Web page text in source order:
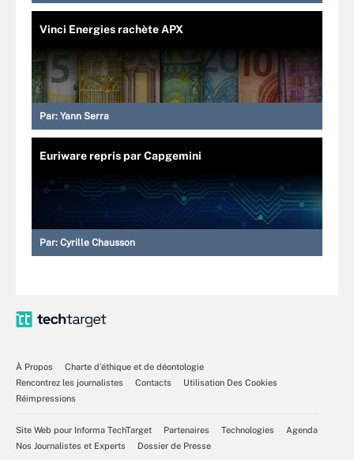
Vinci Energies rachète APX
Par: Yann Serra
Euriware repris par Capgemini
Par: Cyrille Chausson
À Propos
Charte d’éthique et de déontologie
Rencontrez les journalistes
Contacts
Utilisation Des Cookies
Réimpressions
Site Web pour Informa TechTarget Partenaires Technologies
Agenda
Nos Journalistes et Experts
Dossier de Presse